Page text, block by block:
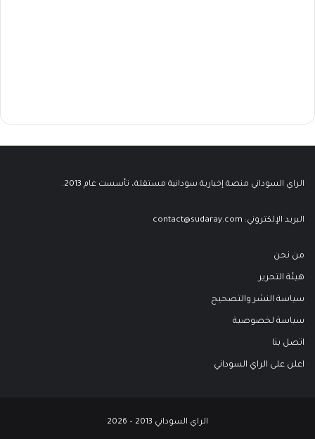
الراي السوداني منصة إخبارية سودانية مستقلة، تأسست عام 2013.
البريد الإلكتروني: contact@sudaray.com
من نحن
هيئة التحرير
سياسة النشر والتصحيح
سياسة لخصوصية
اتصل بنا
اعلن على الراي السوداني
الراي السوداني 2013 – 2026